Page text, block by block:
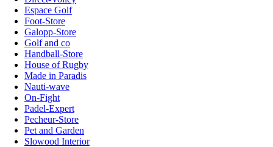
Espace Golf
Foot-Store
Galopp-Store
Golf and co
Handball-Store
House of Rugby
Made in Paradis
Nauti-wave
On-Fight
Padel-Expert
Pecheur-Store
Pet and Garden
Slowood Interior